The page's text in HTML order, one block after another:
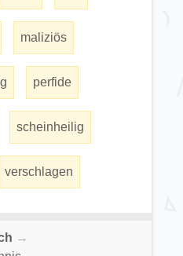
maliziös
perfide
scheinheilig
verschlagen
→